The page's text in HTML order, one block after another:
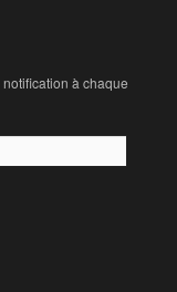
à chaque